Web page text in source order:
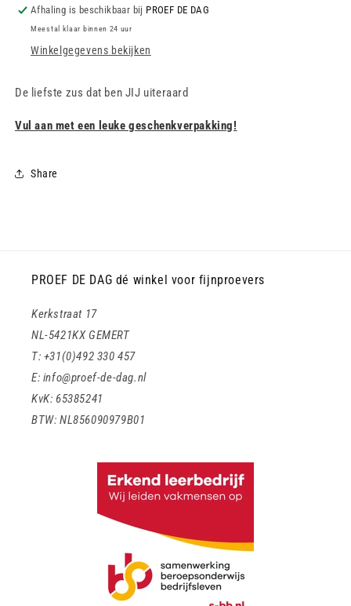
ben
JIJ
uiteraard
ben
JIJ
uiteraard
Afhaling is beschikbaar bij PROEF DE DAG
Meestal klaar binnen 24 uur
Winkelgegevens bekijken
De liefste zus dat ben JIJ uiteraard
Vul aan met een leuke geschenkverpakking!
Share
PROEF DE DAG dé winkel voor fijnproevers
Kerkstraat 17
NL-5421KX GEMERT
T: +31(0)492 330 457
E: info@proef-de-dag.nl
KvK: 65385241
BTW: NL856090979B01